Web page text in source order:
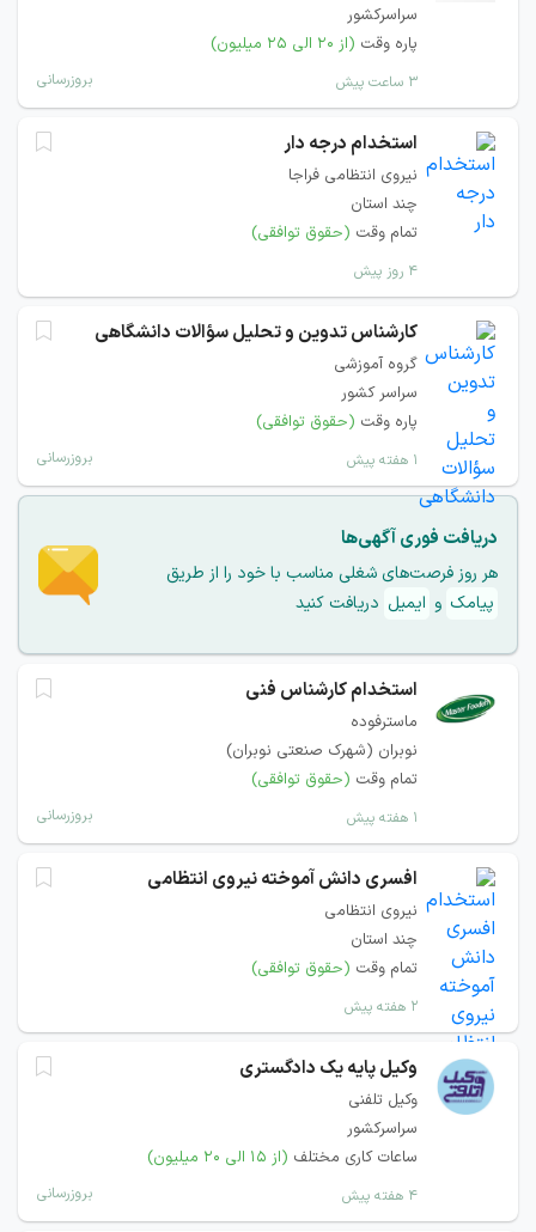
سراسرکشور
پاره وقت (از ۲۰ الی ۲۵ میلیون)
۳ ساعت پیش بروزرسانی
استخدام درجه دار
نیروی انتظامی فراجا
چند استان
تمام وقت (حقوق توافقی)
۴ روز پیش
کارشناس تدوین و تحلیل سؤالات دانشگاهی
گروه آموزشی
سراسر کشور
پاره وقت (حقوق توافقی)
۱ هفته پیش بروزرسانی
دریافت فوری آگهی‌ها
هر روز فرصت‌های شغلی مناسب با خود را از طریق
پیامک و ایمیل دریافت کنید
استخدام کارشناس فنی
ماسترفوده
نوبران (شهرک صنعتی نوبران)
تمام وقت (حقوق توافقی)
۱ هفته پیش بروزرسانی
افسری دانش آموخته نیروی انتظامی
نیروی انتظامی
چند استان
تمام وقت (حقوق توافقی)
۲ هفته پیش
وکیل پایه یک دادگستری
وکیل تلفنی
سراسرکشور
ساعات کاری مختلف (از ۱۵ الی ۲۰ میلیون)
۴ هفته پیش بروزرسانی